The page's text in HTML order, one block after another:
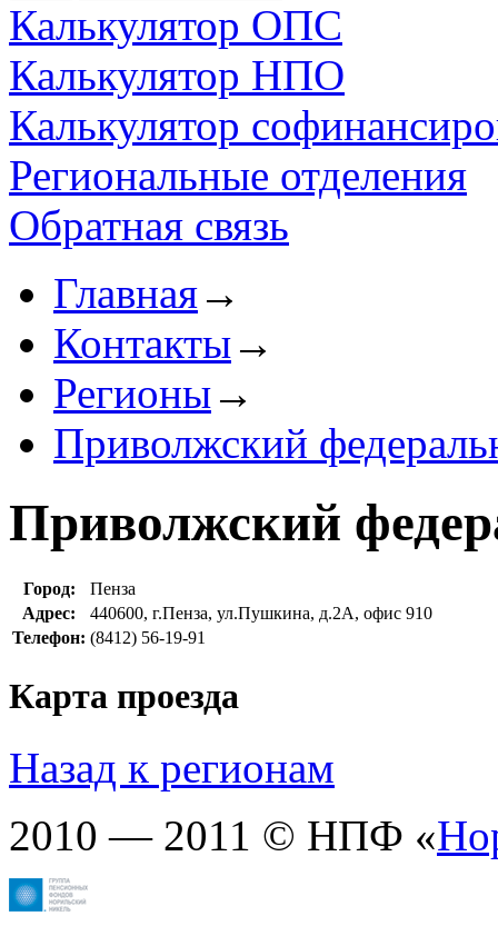
Калькулятор ОПС
Калькулятор НПО
Калькулятор
Региональные отделения
Обратная связь
Главная→
Контакты→
Регионы→
Приволжский
Приволжский
Город:
Пенза
Адрес:
440600, г.Пенза, ул.Пушкина, д.2А, офис 910
Телефон: (8412) 56-19-91
Карта проезда
Назад к регионам
2010 — 2011 © НПФ «